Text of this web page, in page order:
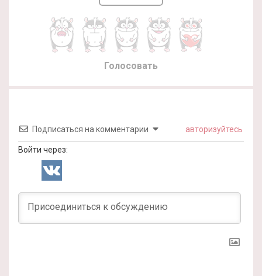
Голосовать
Подписаться на комментарии авторизуйтесь
Войти через: